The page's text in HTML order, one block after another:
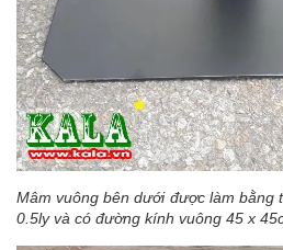
Mâm vuông bên dưới được làm bằng
0.5ly và có đường kính vuông 45 x